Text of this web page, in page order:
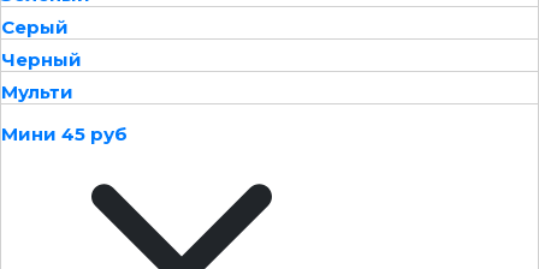
Серый
Черный
Мульти
Мини 45 руб